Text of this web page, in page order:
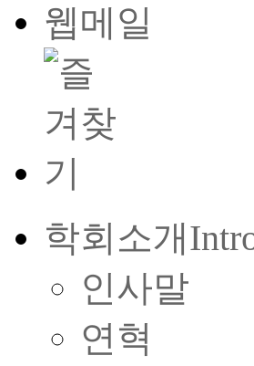
웹메일
학회소개
인사말
연혁